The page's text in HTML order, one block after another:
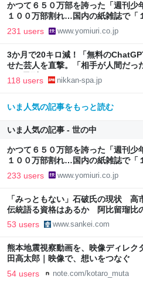
かつて６５０万部を誇った「週刊少
１００万部割れ…国内の紙雑誌で「
231 users www.yomiuri.co.jp
3か月で20キロ減！「無料の
せた芸人を直撃。「相手が人間だっ
き | 日刊SPA!
118 users nikkan-spa.jp
いま人気の記事をもっと読む
いま人気の記事 - 世の中
かつて６５０万部を誇った「週刊少
１００万部割れ…国内の紙雑誌で「
233 users www.yomiuri.co.jp
「みっともない」石破氏の現状
伝統語る資格はあるか 阿比留瑠比
53 users www.sankei.com
熊本地震視察動画を、映像ディレク
田高太郎｜映像で、想いをつなぐ
54 users note.com/kotaro_muta